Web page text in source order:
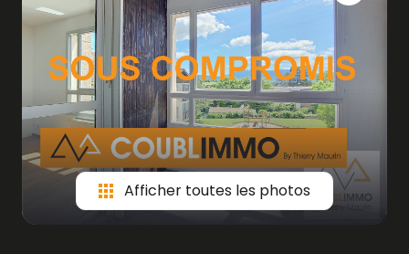
Afficher toutes les photos